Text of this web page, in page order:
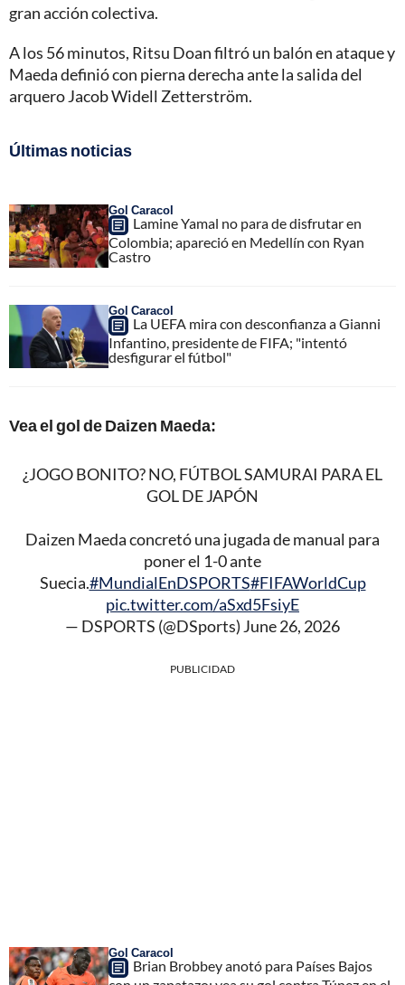
gran acción colectiva.
A los 56 minutos, Ritsu Doan filtró un balón en ataque y
Maeda definió con pierna derecha ante la salida del
arquero Jacob Widell Zetterström.
Últimas noticias
Gol Caracol
Lamine Yamal no para de disfrutar en
Colombia; apareció en Medellín con Ryan
Castro
Gol Caracol
La UEFA mira con desconfianza a Gianni
Infantino, presidente de FIFA; "intentó
desfigurar el fútbol"
Vea el gol de Daizen Maeda:
¿JOGO BONITO? NO, FÚTBOL SAMURAI PARA EL
GOL DE JAPÓN
Daizen Maeda concretó una jugada de manual para
poner el 1-0 ante
Suecia.#MundialEnDSPORTS#FIFAWorldCup
pic.twitter.com/aSxd5FsiyE
— DSPORTS (@DSports) June 26, 2026
PUBLICIDAD
Gol Caracol
Brian Brobbey anotó para Países Bajos